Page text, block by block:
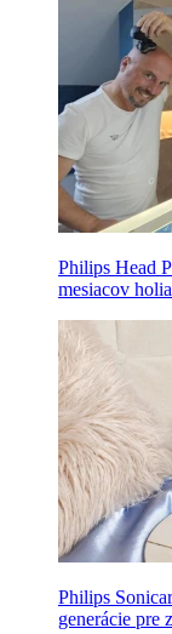
Philips Head
mesiacov
Philips
generácie pre